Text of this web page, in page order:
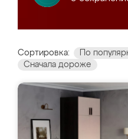
Сортировка: По
Сначала дороже